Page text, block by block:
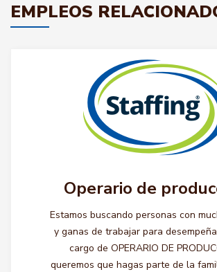
EMPLEOS
Operario de
Estamos buscando personas con
y ganas de trabajar para
cargo de OPERARIO DE
queremos que hagas parte de la